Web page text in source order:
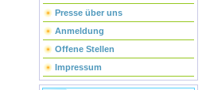
Presse über uns
Anmeldung
Offene Stellen
Impressum